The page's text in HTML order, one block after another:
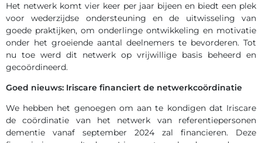
Het netwerk komt vier keer per jaar bijeen en biedt een plek
voor wederzijdse ondersteuning en de uitwisseling van
goede praktijken, om onderlinge ontwikkeling en motivatie
onder het groeiende aantal deelnemers te bevorderen. Tot
nu toe werd dit netwerk op vrijwillige basis beheerd en
gecoördineerd.
Goed nieuws: Iriscare financiert de netwerkcoördinatie
We hebben het genoegen om aan te kondigen dat Iriscare
de coördinatie van het netwerk van referentiepersonen
dementie vanaf september 2024 zal financieren. Deze